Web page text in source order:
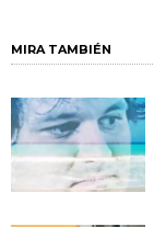
MIRA TAMBIÉN